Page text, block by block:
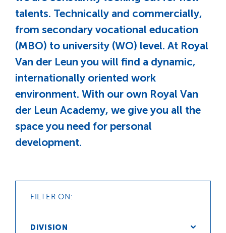
talents. Technically and commercially,
from secondary vocational education
(MBO) to university (WO) level. At Royal
Van der Leun you will find a dynamic,
internationally oriented work
environment. With our own Royal Van
der Leun Academy, we give you all the
space you need for personal
development.
FILTER ON:
DIVISION